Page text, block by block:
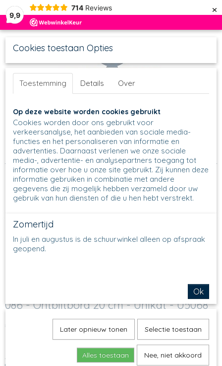
9,9
714 Reviews ×
Geen producten
Home>Borden>Ontbijtbordje 20 cm>086 - Ontbijtbord 20
cm - Unikat - U5068
086 - Ontbijtbord 20 cm - Unikat - U5068
€ 29,50 (inclusief btw 21%)
Op voorraad
Aantal
Cookies toestaan Opties
Toestemming Details Over
Op deze website worden cookies gebruikt
Cookies worden door ons gebruikt voor
verkeersanalyse, het aanbieden van sociale media-
functies en het personaliseren van informatie en
advertenties. Daarnaast verlenen we onze sociale
media-, advertentie- en analysepartners toegang tot
informatie over hoe u onze site gebruikt. Zij kunnen deze
informatie gebruiken in combinatie met andere
gegevens die zij mogelijk hebben verzameld door uw
gebruik van hun diensten of die u hen hebt verstrekt.
Zomertijd
In juli en augustus is de schuurwinkel alleen op afspraak
geopend.
Ok
Later opnieuw tonen Selectie toestaan
Alles toestaan Nee, niet akkoord